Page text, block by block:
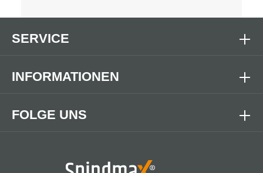
FOLGE UNS
SERVICE
INFORMATIONEN